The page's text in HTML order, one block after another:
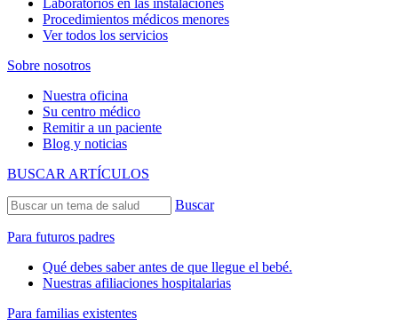
Procedimientos médicos menores
Ver todos los servicios
Sobre nosotros
Nuestra oficina
Su centro médico
Remitir a un paciente
Blog y noticias
BUSCAR ARTÍCULOS
Buscar
Para futuros padres
Qué debes saber antes de que llegue el bebé.
Nuestras afiliaciones hospitalarias
Para familias existentes